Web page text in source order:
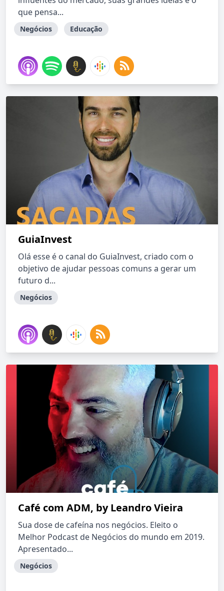
que pensa...
Negócios Educação
GuiaInvest
Olá esse é o canal do GuiaInvest, criado com o
objetivo de ajudar pessoas comuns a gerar um
futuro d...
Negócios
Café com ADM, by Leandro Vieira
Sua dose de cafeína nos negócios. Eleito o
Melhor Podcast de Negócios do mundo em 2019.
Apresentado...
Negócios